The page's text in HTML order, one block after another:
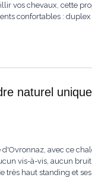
vos chevaux, cette
confortables : duplex
naturel unique
avec ce
vis-à-vis, aucun
très haut standing et